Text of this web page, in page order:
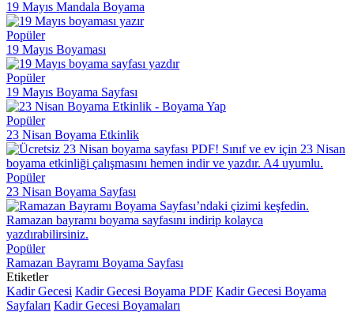
19 Mayıs Mandala Boyama
Popüler
19 Mayıs Boyaması
Popüler
19 Mayıs Boyama Sayfası
Popüler
23 Nisan Boyama Etkinlik
Popüler
23 Nisan Boyama Sayfası
Popüler
Ramazan Bayramı Boyama Sayfası
Etiketler
Kadir Gecesi Kadir Gecesi Boyama PDF Kadir Gecesi Boyama
Sayfaları Kadir Gecesi Boyamaları